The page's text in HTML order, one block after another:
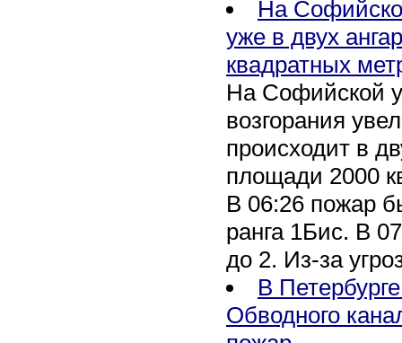
На
уже в двух
квадратных
На Софийской
возгорания
происходит в
площади 2000
В 06:26 пожар
ранга 1Бис. В
до 2. Из-за
В
Обводного